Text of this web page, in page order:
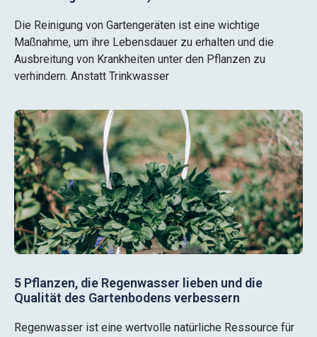
Die Reinigung von Gartengeräten ist eine wichtige
Maßnahme, um ihre Lebensdauer zu erhalten und die
Ausbreitung von Krankheiten unter den Pflanzen zu
verhindern. Anstatt Trinkwasser
5 Pflanzen, die Regenwasser lieben und die
Qualität des Gartenbodens verbessern
Regenwasser ist eine wertvolle natürliche Ressource für